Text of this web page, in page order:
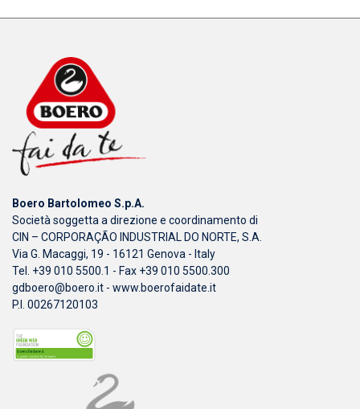
Boero Bartolomeo S.p.A.
Società soggetta a direzione e coordinamento di
CIN – CORPORAÇÃO INDUSTRIAL DO NORTE, S.A.
Via G. Macaggi, 19 - 16121 Genova - Italy
Tel. +39 010 5500.1 - Fax +39 010 5500.300
gdboero@boero.it - www.boerofaidate.it
P.I. 00267120103